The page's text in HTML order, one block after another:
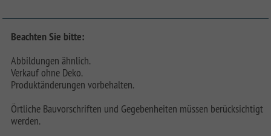
Beachten Sie bitte:
Abbildungen ähnlich.
Verkauf ohne Deko.
Produktänderungen vorbehalten.
Örtliche Bauvorschriften und Gegebenheiten müssen berücksichtigt
werden.